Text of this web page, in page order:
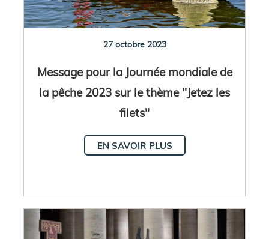
27 octobre 2023
Message pour la Journée mondiale de
la pêche 2023 sur le thème "Jetez les
filets"
EN SAVOIR PLUS